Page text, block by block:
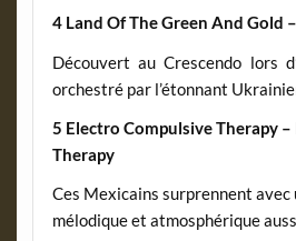
4 Land Of The Green And Gold –
Découvert au Crescendo lors
orchestré par l’étonnant
5 Electro Compulsive Therapy –
Therapy
Ces Mexicains surprennent avec
mélodique et atmosphérique